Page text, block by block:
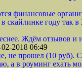
финансовые
в скайлинке году
Ждём отзывов и
2018 06:49
не прошел (10 руб).
а в роуминг ехать